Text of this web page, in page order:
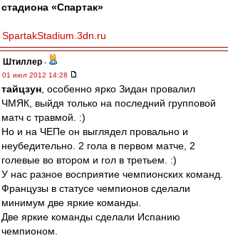
стадиона «Спартак»
SpartakStadium.3dn.ru
Штиллер -
01 июл 2012 14:28
тайцзун , особенно ярко Зидан провалил
ЧМЯК, выйдя только на последний групповой
матч с травмой. :)
Но и на ЧЕПе он выглядел провально и
неубедительно. 2 гола в первом матче, 2
голевые во втором и гол в третьем. :)
У нас разное восприятие чемпионских команд.
Французы в статусе чемпионов сделали
минимум две яркие команды.
Две яркие команды сделали Испанию
чемпионом.